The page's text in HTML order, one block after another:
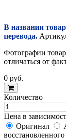
В названии
перевода.
Фотографии
отличаться от
0 руб.
Количество
Цена в
Оригинал